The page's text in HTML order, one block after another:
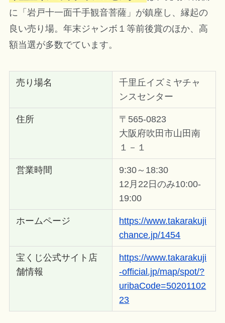
に「岩戸十一面千手観音菩薩」が鎮座し、縁起の
良い売り場。年末ジャンボ１等前後賞のほか、高
額当選が多数でています。
売り場名
千里丘イズミヤチャ
ンスセンター
住所
〒565-0823
大阪府吹田市山田南
１－１
営業時間
9:30～18:30
12月22日のみ10:00-
19:00
ホームページ
https://www.takarakuji
chance.jp/1454
宝くじ公式サイト店
舗情報
https://www.takarakuji
-official.jp/map/spot/?
uribaCode=50201102
23